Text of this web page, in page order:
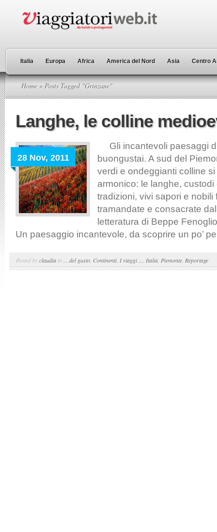
Italia Europa Africa America del Nord Asia Centro
Home » Posts Tagged "Grinzane"
Langhe, le colline
28 Nov, 2011
Gli incantevoli paesaggi
buongustai. A sud del
verdi e ondeggianti colline
armonico: le langhe, custodi
tradizioni, vivi sapori e nobili
tramandate e consacrate
letteratura di Beppe
Un paesaggio incantevole, da scoprire un po’
Posted byclaudia in ... del gusto Continenti, I viaggi ... Italia Piemonte Reportage